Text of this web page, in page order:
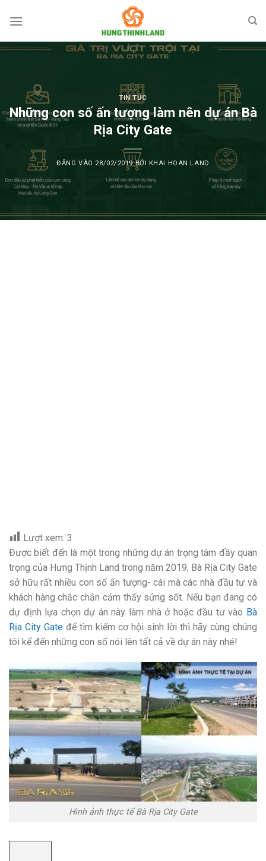
qua
dung
TIN TỨC
Những con số ấn tượng làm nên dự án Bà
Rịa City Gate
ĐĂNG VÀO 28/02/2019 BỞI KHAI HOAN LAND
Lượt xem: 3
Được biết đến là một trong những dự án trọng tâm đầy quan
trọng của Hưng Thịnh Land trong năm 2019, Bà Rịa City Gate
sở hữu rất nhiều con số ấn tượng- cái mà các nhà đầu tư và
khách hàng chắc chắn cảm thấy sửng sốt. Nếu bạn đang có
dự định lựa chọn dự án này làm nhà ở hoặc đầu tư vào Bà
Rịa City Gate để tìm kiếm cơ hội sinh lời thì hãy cùng chúng
tôi kể đến những con số nói lên tất cả về dự án này nhé!
Hình ảnh thực tế Bà Rịa City Gate